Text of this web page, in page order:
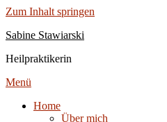
Zum Inhalt springen
Sabine Stawiarski
Heilpraktikerin
Menü
Home
Über mich